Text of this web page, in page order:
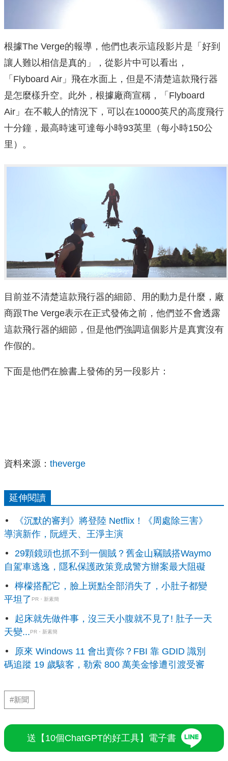
根據The Verge的報導，他們也表示這段影片是「好到
讓人難以相信是真的」，從影片中可以看出，
「Flyboard Air」飛在水面上，但是不清楚這款飛行器
是怎麼樣升空。此外，根據廠商宣稱，「Flyboard
Air」在不載人的情況下，可以在10000英尺的高度飛行
十分鐘，最高時速可達每小時93英里（每小時150公
里）。
目前並不清楚這款飛行器的細節、用的動力是什麼，廠
商跟The Verge表示在正式發佈之前，他們並不會透露
這款飛行器的細節，但是他們強調這個影片是真實沒有
作假的。
下面是他們在臉書上發佈的另一段影片：
資料來源： theverge
延伸閱讀
《沉默的審判》將登陸 Netflix！《周處除三害》
導演新作，阮經天、王淨主演
29顆鏡頭也抓不到一個賊？舊金山竊賊搭Waymo
自駕車逃逸，隱私保護政策竟成警方辦案最大阻礙
檸檬搭配它，臉上斑點全部消失了，小肚子都變
平坦了 PR・新素簡
起床就先做件事，沒三天小腹就不見了! 肚子一天
天變... PR・新素簡
原來 Windows 11 會出賣你？FBI 靠 GDID 識別
碼追蹤 19 歲駭客，勒索 800 萬美金慘遭引渡受審
#新聞
送【10個ChatGPT的好工具】電子書